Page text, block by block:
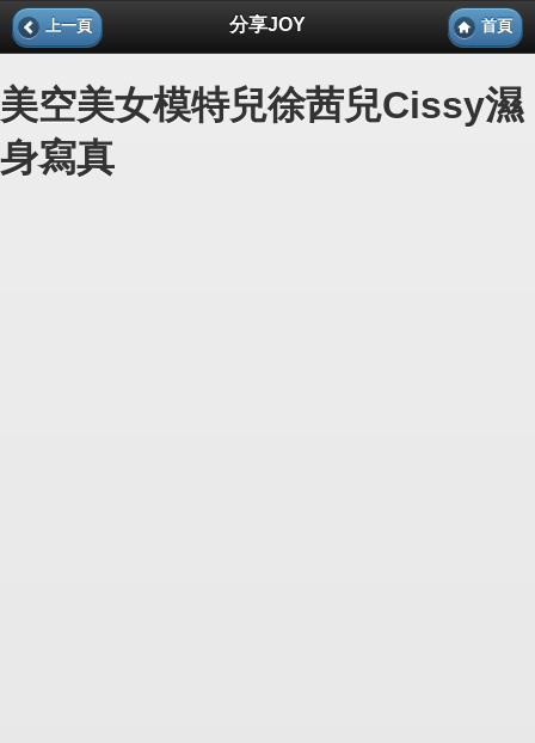
上一頁 分享JOY 首頁
美空美女模特兒徐茜兒Cissy濕
身寫真